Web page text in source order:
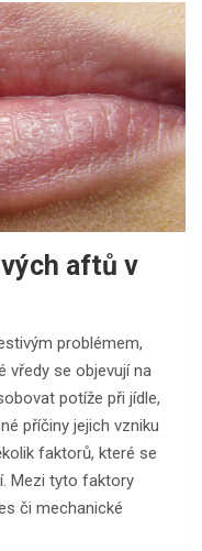
aftů v
problémem,
vředy se objevují na
potíže při jídle,
příčiny jejich vzniku
faktorů, které se
Mezi tyto faktory
či mechanické